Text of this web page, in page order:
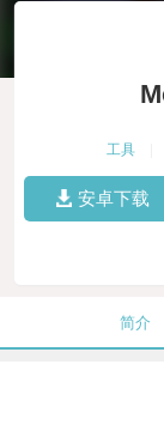
工具
安卓下载
简介